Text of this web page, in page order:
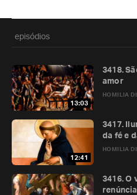
episódios
13:03
HOMILIA
3418.
amor
12:41
HOMILIA
3417.
da fé e
3416. O